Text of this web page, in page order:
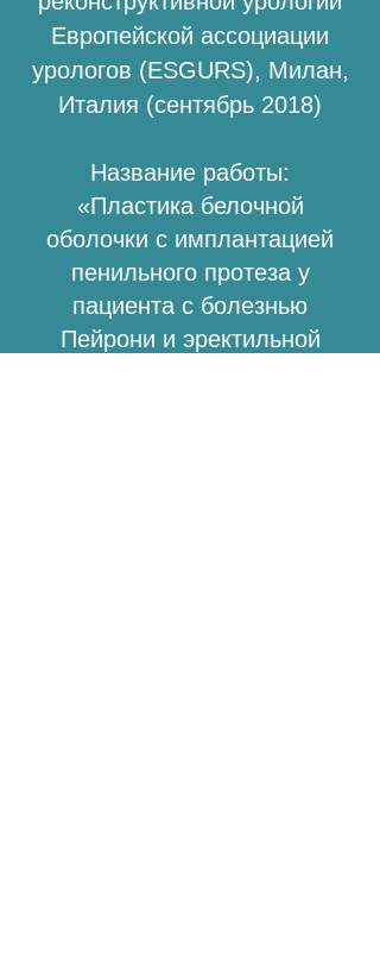
Европейской ассоциации
урологов (ESGURS), Милан,
Италия (сентябрь 2018)
Название работы:
«Пластика белочной
оболочки с имплантацией
пенильного протеза у
пациента с болезнью
Пейрони и эректильной